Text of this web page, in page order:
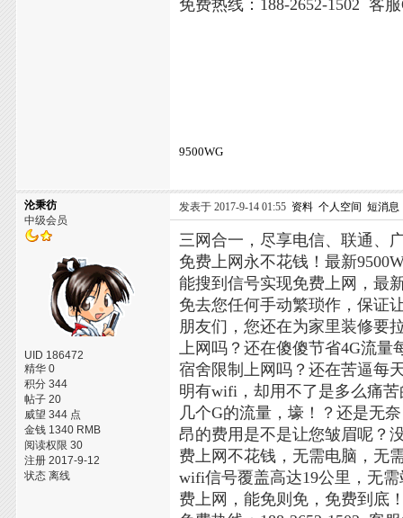
免费热线：188-2652-1502 客
9500WG
沦秉彷
中级会员
UID 186472
精华 0
积分 344
帖子 20
威望 344 点
金钱 1340 RMB
阅读权限 30
注册 2017-9-12
状态 离线
发表于 2017-9-14 01:55 资料 个人空间 短消息
三网合一，尽享电信、联通、
免费上网永不花钱！最新
能搜到信号实现免费上网，最
免去您任何手动繁琐作，保证
朋友们，您还在为家里装修要
上网吗？还在傻傻节省4G流量
宿舍限制上网吗？还在苦逼每
明有wifi，却用不了是多么痛
几个G的流量，壕！？还是无
昂的费用是不是让您皱眉呢？
费上网不花钱，无需电脑，无
wifi信号覆盖高达19公里，无
费上网，能免则免，免费到底